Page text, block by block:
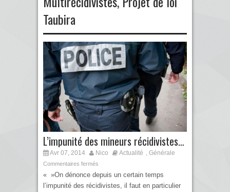
Taubira
L’impunité des mineurs récidivistes…
Avr 07, 2014 Nico Actualité , Générale
Commentaires fermés
« »On dénonce depuis un certain temps
l’impunité des récidivistes, il faut en particulier